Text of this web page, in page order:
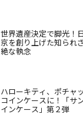
世界遺産決定で脚光！
京を創り上げた知られ
絶な執念
ハローキティ、ポチャ
コインケースに！「サ
インケース」第２弾